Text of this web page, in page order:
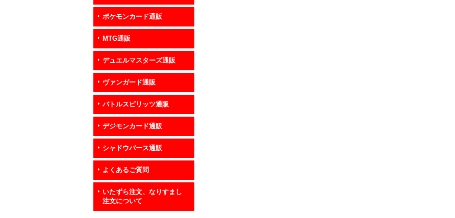
ポケモンカード通販
MTG通販
デュエルマスターズ通販
ヴァンガード通販
バトルスピリッツ通販
デジモンカード通販
シャドウバース通販
よくあるご質問
いたずら注文、なりすまし
注文について